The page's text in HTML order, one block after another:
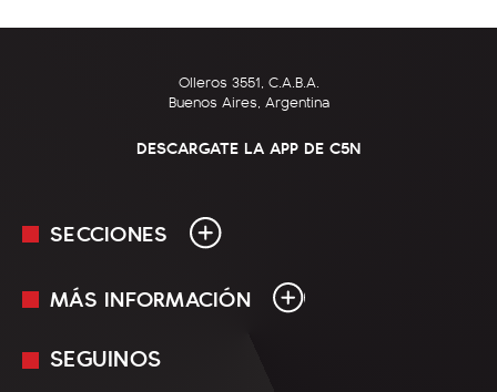
Olleros 3551, C.A.B.A.
Buenos Aires, Argentina
DESCARGATE LA APP DE C5N
SECCIONES
En Vivo
MÁS INFORMACIÓN
Mediakit
SEGUINOS